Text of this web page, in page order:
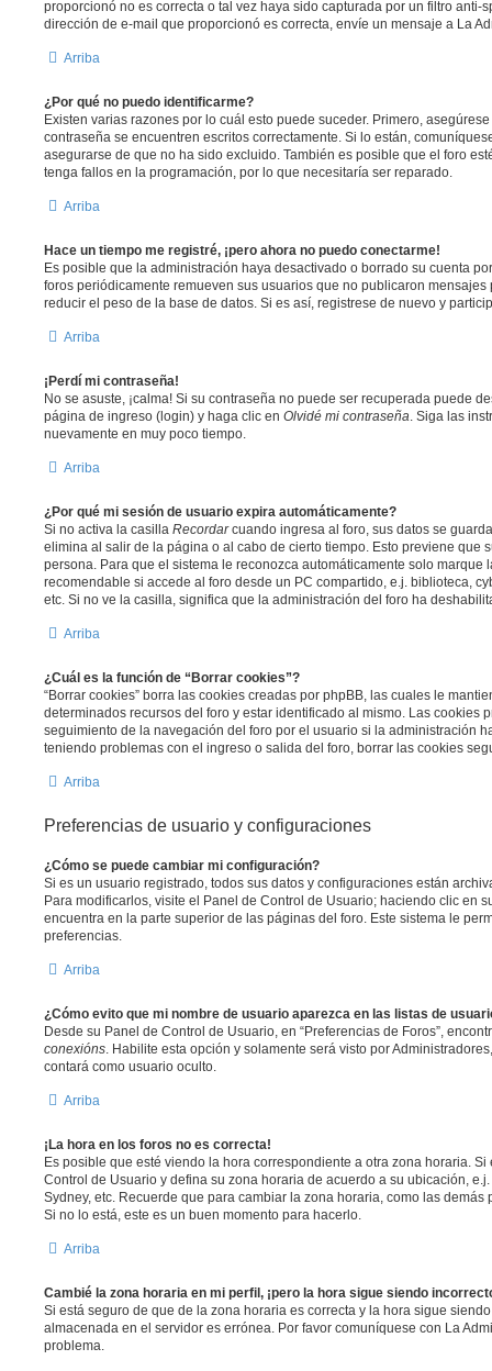
proporcionó no es correcta o tal vez haya sido capturada por un filtro anti-
dirección de e-mail que proporcionó es correcta, envíe un mensaje a La
Arriba
¿Por qué no puedo identificarme?
Existen varias razones por lo cuál esto puede suceder. Primero,
contraseña se encuentren escritos correctamente. Si lo están,
asegurarse de que no ha sido excluido. También es posible que el foro
tenga fallos en la programación, por lo que necesitaría ser reparado.
Arriba
Hace un tiempo me registré, ¡pero ahora no puedo conectarme!
Es posible que la administración haya desactivado o borrado su cuenta
foros periódicamente remueven sus usuarios que no publicaron
reducir el peso de la base de datos. Si es así, registrese de nuevo y
Arriba
¡Perdí mi contraseña!
No se asuste, ¡calma! Si su contraseña no puede ser recuperada puede
página de ingreso (login) y haga clic en Olvidé mi contraseña. Siga las
nuevamente en muy poco tiempo.
Arriba
¿Por qué mi sesión de usuario expira automáticamente?
Si no activa la casilla Recordarcuando ingresa al foro, sus datos se
elimina al salir de la página o al cabo de cierto tiempo. Esto previene que
persona. Para que el sistema le reconozca automáticamente solo marque
recomendable si accede al foro desde un PC compartido, e.j. biblioteca,
etc. Si no ve la casilla, significa que la administración del foro ha
Arriba
¿Cuál es la función de “Borrar cookies”?
“Borrar cookies” borra las cookies creadas por phpBB, las cuales le
determinados recursos del foro y estar identificado al mismo. Las cookies
seguimiento de la navegación del foro por el usuario si la administración
teniendo problemas con el ingreso o salida del foro, borrar las cookies
Arriba
Preferencias de usuario y configuraciones
¿Cómo se puede cambiar mi configuración?
Si es un usuario registrado, todos sus datos y configuraciones están
Para modificarlos, visite el Panel de Control de Usuario; haciendo clic en
encuentra en la parte superior de las páginas del foro. Este sistema le
preferencias.
Arriba
¿Cómo evito que mi nombre de usuario aparezca en las listas de
Desde su Panel de Control de Usuario, en “Preferencias de Foros”,
conexións. Habilite esta opción y solamente será visto por
contará como usuario oculto.
Arriba
¡La hora en los foros no es correcta!
Es posible que esté viendo la hora correspondiente a otra zona horaria.
Control de Usuario y defina su zona horaria de acuerdo a su ubicación,
Sydney, etc. Recuerde que para cambiar la zona horaria, como las demás
Si no lo está, este es un buen momento para hacerlo.
Arriba
Cambié la zona horaria en mi perfil, ¡pero la hora sigue siendo
Si está seguro de que de la zona horaria es correcta y la hora sigue
almacenada en el servidor es errónea. Por favor comuníquese con La
problema.